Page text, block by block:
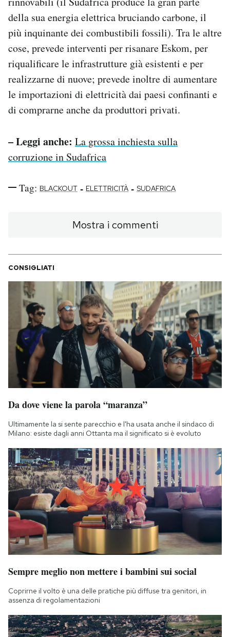
della sua energia elettrica bruciando carbone, il
più inquinante dei combustibili fossili). Tra le altre
cose, prevede interventi per risanare Eskom, per
riqualificare le infrastrutture già esistenti e per
realizzarne di nuove; prevede inoltre di aumentare
le importazioni di elettricità dai paesi confinanti e
di comprarne anche da produttori privati.
– Leggi anche: La grossa inchiesta sulla
corruzione in Sudafrica
Tag: BLACKOUT - ELETTRICITÀ - SUDAFRICA
Mostra i commenti
CONSIGLIATI
Da dove viene la parola “maranza”
Ultimamente la si sente parecchio e l'ha usata anche il sindaco di
Milano: esiste dagli anni Ottanta ma il significato si è evoluto
Sempre meglio non mettere i bambini sui social
Coprirne il volto è una delle pratiche più diffuse tra genitori, in
assenza di regolamentazioni